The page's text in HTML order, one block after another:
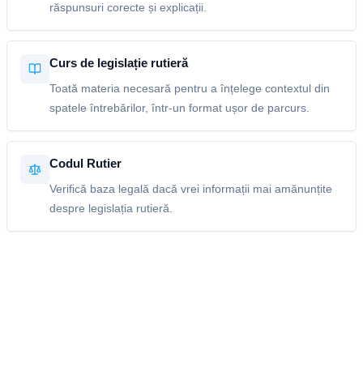
răspunsuri corecte și explicații.
Curs de legislație rutieră
Toată materia necesară pentru a înțelege contextul din
spatele întrebărilor, într-un format ușor de parcurs.
Codul Rutier
Verifică baza legală dacă vrei informații mai amănunțite
despre legislația rutieră.